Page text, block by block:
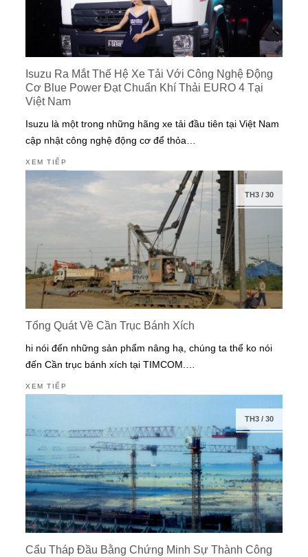
Isuzu Ra Mắt Thế Hệ Xe Tải Với Công Nghệ Động
Cơ Blue Power Đạt Chuẩn Khí Thải EURO 4 Tại
Việt Nam
Isuzu là một trong những hãng xe tải đầu tiên tại Việt Nam
cập nhật công nghệ động cơ để thỏa…
XEM TIẾP
TH3/ 30
Tổng Quát Về Cần Trục Bánh Xích
hi nói đến những sản phẩm nâng hạ, chúng ta thể ko nói
đến Cần trục bánh xích tại TIMCOM.…
XEM TIẾP
TH3/ 30
Cẩu Tháp Đầu Bằng Chứng Minh Sự Thành Công